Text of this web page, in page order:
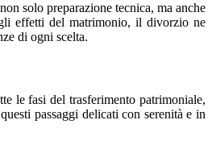
solo preparazione tecnica, ma anche
effetti del matrimonio, il divorzio ne
di ogni scelta.
le fasi del trasferimento patrimoniale,
passaggi delicati con serenità e in